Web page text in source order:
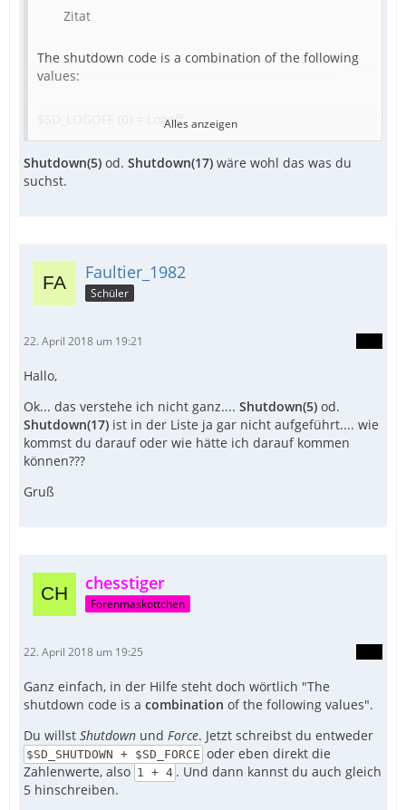
Zitat
The shutdown code is a combination of the following
values:
$SD_LOGOFF (0) = Logoff
$SD_SHUTDOWN (1) = Shutdown
$SD_POWERDOWN (8) = Power down
$SD_FORCEHUNG (16) = Force if hung
$SD_STANDBY (32) = Standby
$SD_HIBERNATE (64) = Hibernate
Alles anzeigen
Shutdown(5) od. Shutdown(17) wäre wohl das was du
suchst.
Faultier_1982
Schüler
22. April 2018 um 19:21
Hallo,
Ok... das verstehe ich nicht ganz.... Shutdown(5) od.
Shutdown(17) ist in der Liste ja gar nicht aufgeführt.... wie
kommst du darauf oder wie hätte ich darauf kommen
können???
Gruß
chesstiger
Forenmaskottchen
22. April 2018 um 19:25
Ganz einfach, in der Hilfe steht doch wörtlich "The
shutdown code is a combination of the following values".
Du willst Shutdown und Force. Jetzt schreibst du entweder
$SD_SHUTDOWN + $SD_FORCE oder eben direkt die
Zahlenwerte, also 1 + 4 . Und dann kannst du auch gleich
5 hinschreiben.